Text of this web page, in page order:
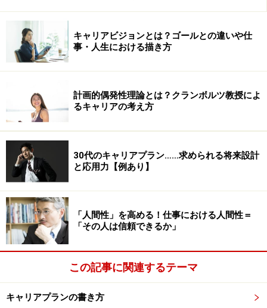
キャリアビジョンとは？ゴールとの違いや仕
事・人生における描き方
計画的偶発性理論とは？クランボルツ教授によ
るキャリアの考え方
30代のキャリアプラン……求められる将来設計
と応用力【例あり】
「人間性」を高める！仕事における人間性＝
「その人は信頼できるか」
この記事に関連するテーマ
キャリアプランの書き方